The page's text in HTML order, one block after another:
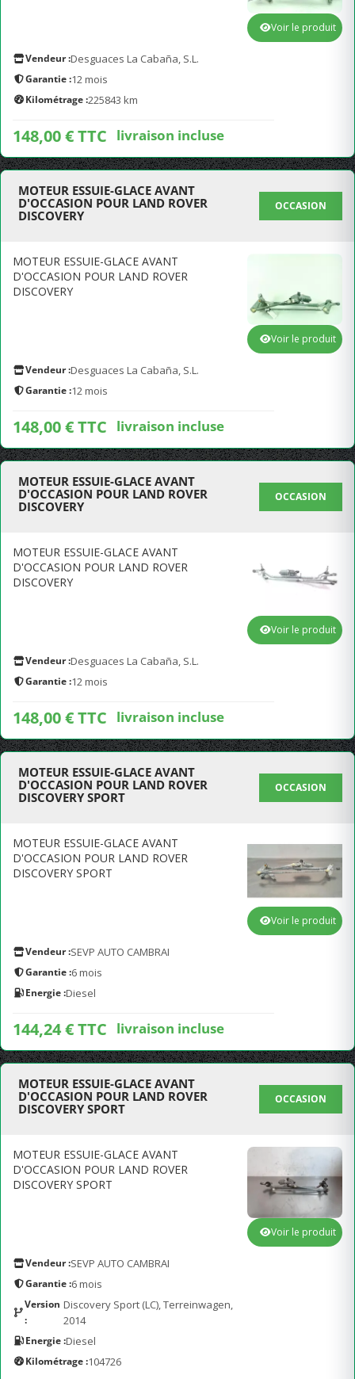
Vendeur :Desguaces La Cabaña, S.L.
Garantie :12 mois
Kilométrage :225843 km
148,00 € TTC livraison incluse
Voir le produit
MOTEUR ESSUIE-GLACE AVANT
D'OCCASION POUR LAND ROVER
DISCOVERY
OCCASION
MOTEUR ESSUIE-GLACE AVANT
D'OCCASION POUR LAND ROVER
DISCOVERY
Vendeur :Desguaces La Cabaña, S.L.
Garantie :12 mois
148,00 € TTC livraison incluse
Voir le produit
MOTEUR ESSUIE-GLACE AVANT
D'OCCASION POUR LAND ROVER
DISCOVERY
OCCASION
MOTEUR ESSUIE-GLACE AVANT
D'OCCASION POUR LAND ROVER
DISCOVERY
Vendeur :Desguaces La Cabaña, S.L.
Garantie :12 mois
148,00 € TTC livraison incluse
Voir le produit
MOTEUR ESSUIE-GLACE AVANT
D'OCCASION POUR LAND ROVER
DISCOVERY SPORT
OCCASION
MOTEUR ESSUIE-GLACE AVANT
D'OCCASION POUR LAND ROVER
DISCOVERY SPORT
Vendeur :SEVP AUTO CAMBRAI
Garantie :6 mois
Energie :Diesel
144,24 € TTC livraison incluse
Voir le produit
MOTEUR ESSUIE-GLACE AVANT
D'OCCASION POUR LAND ROVER
DISCOVERY SPORT
OCCASION
MOTEUR ESSUIE-GLACE AVANT
D'OCCASION POUR LAND ROVER
DISCOVERY SPORT
Vendeur :SEVP AUTO CAMBRAI
Garantie :6 mois
Version
:
Discovery Sport (LC), Terreinwagen,
2014
Energie :Diesel
Kilométrage :104726
Voir le produit